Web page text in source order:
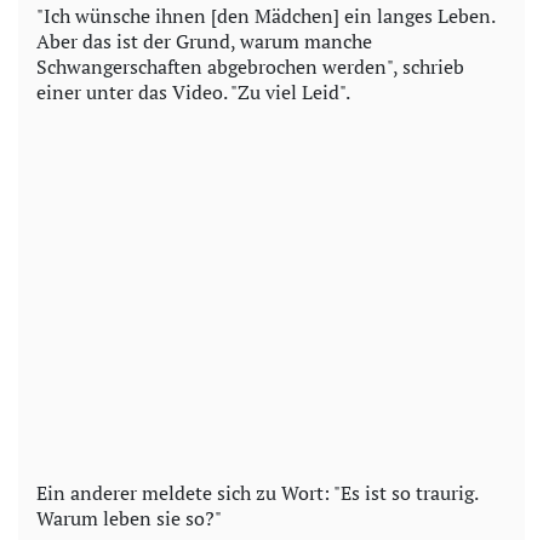
"Ich wünsche ihnen [den Mädchen] ein langes Leben.
Aber das ist der Grund, warum manche
Schwangerschaften abgebrochen werden", schrieb
einer unter das Video. "Zu viel Leid".
Ein anderer meldete sich zu Wort: "Es ist so traurig.
Warum leben sie so?"